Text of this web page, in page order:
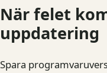
När felet
uppdatering
Spara